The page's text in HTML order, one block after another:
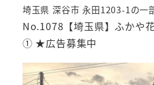
No.1078【埼玉県】ふかや
① ★広告募集中
埼玉県 深谷市 永田1203-1の一